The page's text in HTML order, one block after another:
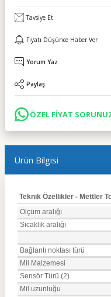
Tavsiye Et
Fiyatı Düşünce Haber Ver
Yorum Yaz
Paylaş
ÖZEL FİYAT
Ürün Bilgisi
Teknik Özellikler - Mettler
Ölçüm aralığı
Sıcaklık aralığı
Bağlantı noktası türü
Mil Malzemesi
Sensör Türü (2)
Mil uzunluğu